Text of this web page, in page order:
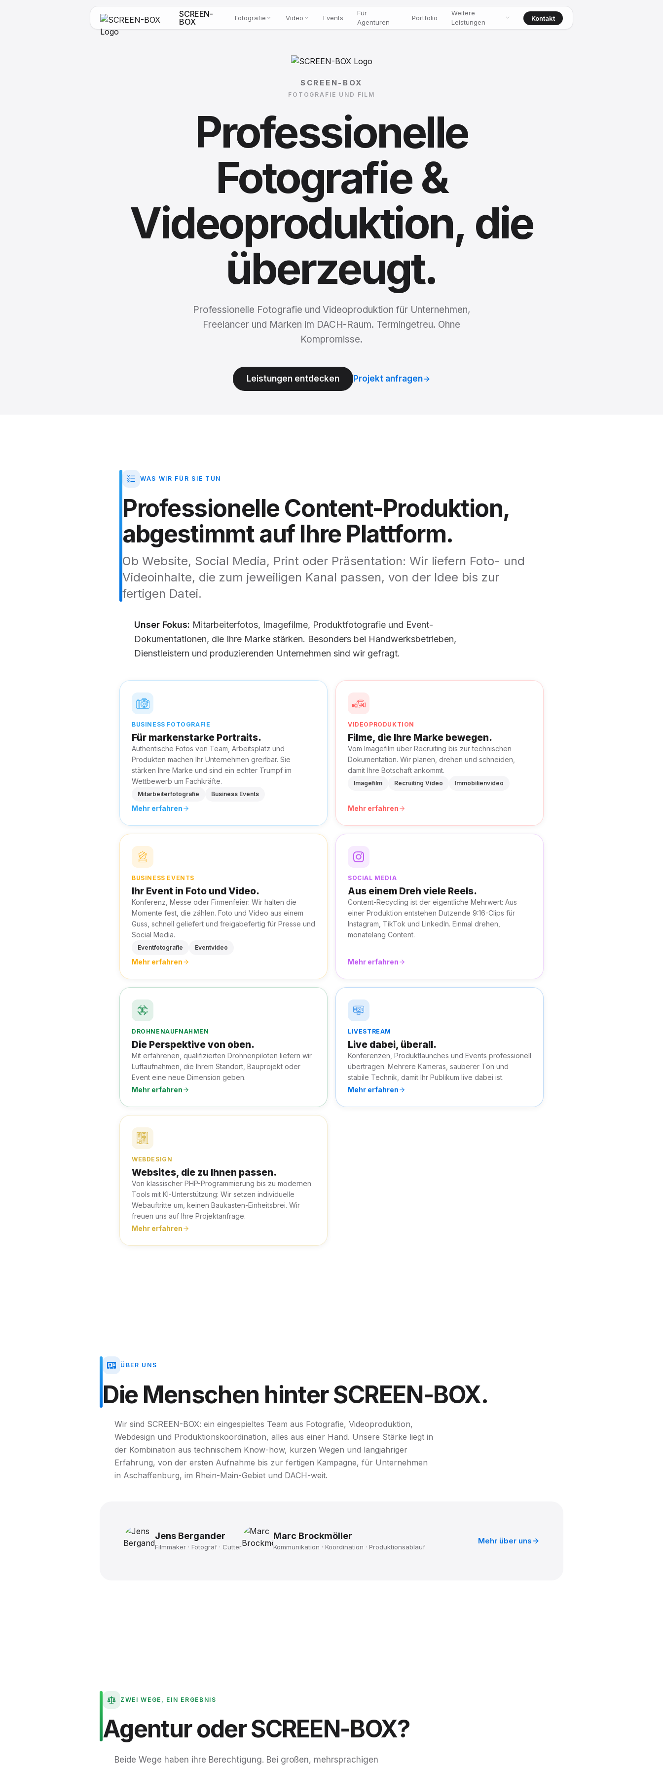
SCREEN-
BOX
Fotografie Video Events
Für
Agenturen
Portfolio
Weitere
Leistungen
Kontakt
SCREEN-BOX
FOTOGRAFIE UND FILM
Professionelle
Fotografie&
Videoproduktion, die
überzeugt.
Professionelle Fotografie und Videoproduktion für Unternehmen,
Freelancer und Marken im DACH-Raum. Termingetreu. Ohne
Kompromisse.
Leistungen entdecken Projekt anfragen
WAS WIR FÜR SIE TUN
ProfessionelleContent-Produktion,
abgestimmtauf Ihre Plattform.
Ob Website, Social Media, Print oder Präsentation: Wir liefern Foto- und
Videoinhalte, die zum jeweiligen Kanal passen, von der Idee bis zur
fertigen Datei.
Unser Fokus: Mitarbeiterfotos, Imagefilme, Produktfotografie und Event-
Dokumentationen, die Ihre Marke stärken. Besonders bei Handwerksbetrieben,
Dienstleistern und produzierenden Unternehmen sind wir gefragt.
BUSINESS FOTOGRAFIE
Für markenstarke Portraits.
Authentische Fotos von Team, Arbeitsplatz und
Produkten machen Ihr Unternehmen greifbar. Sie
stärken Ihre Marke und sind ein echter Trumpf im
Wettbewerb um Fachkräfte.
Mitarbeiterfotografie Business Events
Mehr erfahren
VIDEOPRODUKTION
Filme, die Ihre Marke bewegen.
Vom Imagefilm über Recruiting bis zur technischen
Dokumentation. Wir planen, drehen und schneiden,
damit Ihre Botschaft ankommt.
Imagefilm Recruiting Video Immobilienvideo
Mehr erfahren
BUSINESS EVENTS
Ihr Event in Foto und Video.
Konferenz, Messe oder Firmenfeier: Wir halten die
Momente fest, die zählen. Foto und Video aus einem
Guss, schnell geliefert und freigabefertig für Presse und
Social Media.
Eventfotografie Eventvideo
Mehr erfahren
SOCIAL MEDIA
Aus einem Dreh viele Reels.
Content-Recycling ist der eigentliche Mehrwert: Aus
einer Produktion entstehen Dutzende 9:16-Clips für
Instagram, TikTok und LinkedIn. Einmal drehen,
monatelang Content.
Mehr erfahren
DROHNENAUFNAHMEN
Die Perspektive von oben.
Mit erfahrenen, qualifizierten Drohnenpiloten liefern wir
Luftaufnahmen, die Ihrem Standort, Bauprojekt oder
Event eine neue Dimension geben.
Mehr erfahren
LIVESTREAM
Live dabei, überall.
Konferenzen, Produktlaunches und Events professionell
übertragen. Mehrere Kameras, sauberer Ton und
stabile Technik, damit Ihr Publikum live dabei ist.
Mehr erfahren
WEBDESIGN
Websites, die zu Ihnen passen.
Von klassischer PHP-Programmierung bis zu modernen
Tools mit KI-Unterstützung: Wir setzen individuelle
Webauftritte um, keinen Baukasten-Einheitsbrei. Wir
freuen uns auf Ihre Projektanfrage.
Mehr erfahren
ÜBER UNS
Die Menschen hinterSCREEN-BOX.
Wir sind SCREEN-BOX: ein eingespieltes Team aus Fotografie, Videoproduktion,
Webdesign und Produktionskoordination, alles aus einer Hand. Unsere Stärke liegt in
der Kombination aus technischem Know-how, kurzen Wegen und langjähriger
Erfahrung, von der ersten Aufnahme bis zur fertigen Kampagne, für Unternehmen
in Aschaffenburg, im Rhein-Main-Gebiet und DACH-weit.
Jens Bergander
Filmmaker · Fotograf · Cutter
Marc Brockmöller
Kommunikation · Koordination · Produktionsablauf
Mehr über uns
ZWEI WEGE, EIN ERGEBNIS
AgenturoderSCREEN-BOX?
Beide Wege haben ihre Berechtigung. Bei großen, mehrsprachigen